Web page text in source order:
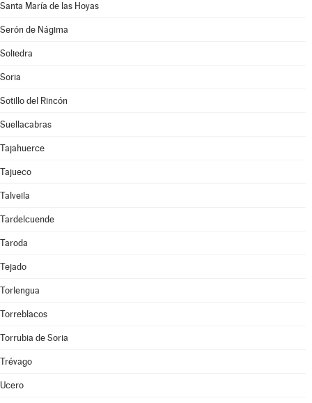
Santa María de las Hoyas
Serón de Nágima
Soliedra
Soria
Sotillo del Rincón
Suellacabras
Tajahuerce
Tajueco
Talveila
Tardelcuende
Taroda
Tejado
Torlengua
Torreblacos
Torrubia de Soria
Trévago
Ucero